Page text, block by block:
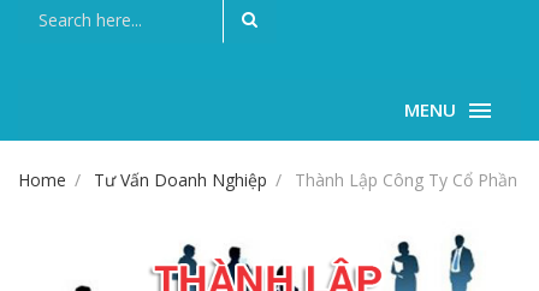
MENU
Home Tư Vấn Doanh Nghiệp Thành Lập Công Ty Cổ Phần